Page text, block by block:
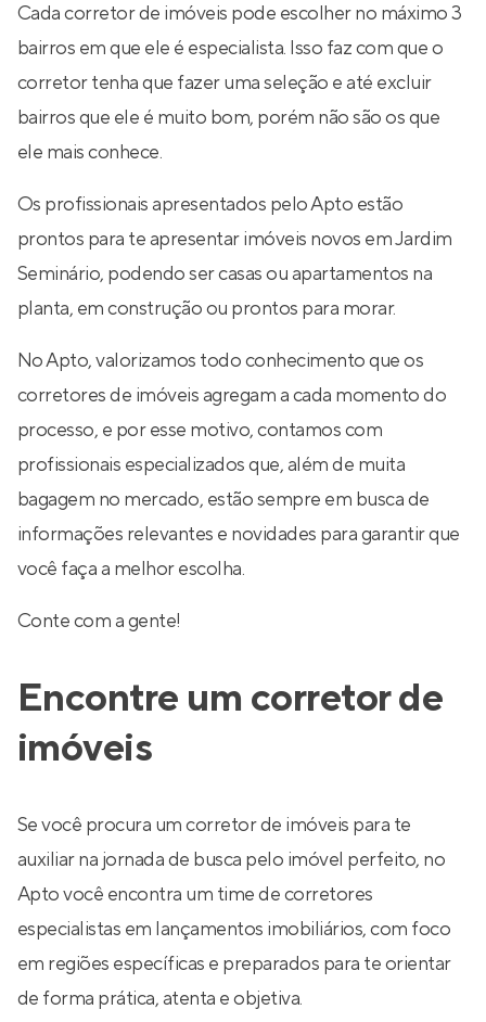
Cada corretor de imóveis pode escolher no máximo 3
bairros em que ele é especialista. Isso faz com que o
corretor tenha que fazer uma seleção e até excluir
bairros que ele é muito bom, porém não são os que
ele mais conhece.
Os profissionais apresentados pelo Apto estão
prontos para te apresentar imóveis novos em Jardim
Seminário, podendo ser casas ou apartamentos na
planta, em construção ou prontos para morar.
No Apto, valorizamos todo conhecimento que os
corretores de imóveis agregam a cada momento do
processo, e por esse motivo, contamos com
profissionais especializados que, além de muita
bagagem no mercado, estão sempre em busca de
informações relevantes e novidades para garantir que
você faça a melhor escolha.
Conte com a gente!
Encontre um corretor de
imóveis
Se você procura um corretor de imóveis para te
auxiliar na jornada de busca pelo imóvel perfeito, no
Apto você encontra um time de corretores
especialistas em lançamentos imobiliários, com foco
em regiões específicas e preparados para te orientar
de forma prática, atenta e objetiva.